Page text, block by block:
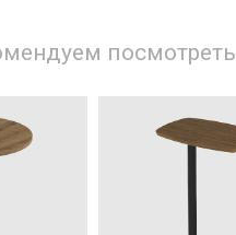
посмотреть